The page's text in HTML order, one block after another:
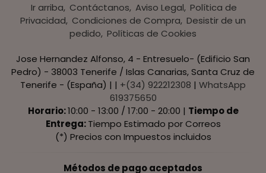
Ir arriba Contáctanos Aviso Legal Política de
Privacidad Condiciones de Compra Desistir de un
pedido Políticas de Cookies
Jose Hernandez Alfonso, 4 - Entresuelo- (Edificio San
Pedro) - 38003 Tenerife / Islas Canarias, Santa Cruz de
Tenerife - (España) | | +(34) 922212308 | WhatsApp
619375650
Horario:10:00 - 13:00 / 17:00 - 20:00 | Tiempo de
Entrega:Tiempo Estimado por Correos
(*) Precios con Impuestos incluidos
Métodos de pago aceptados